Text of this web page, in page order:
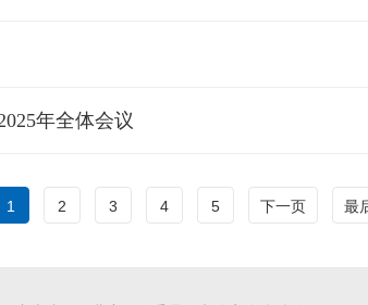
年全体会议
1 2 3 4 5 下一页 最